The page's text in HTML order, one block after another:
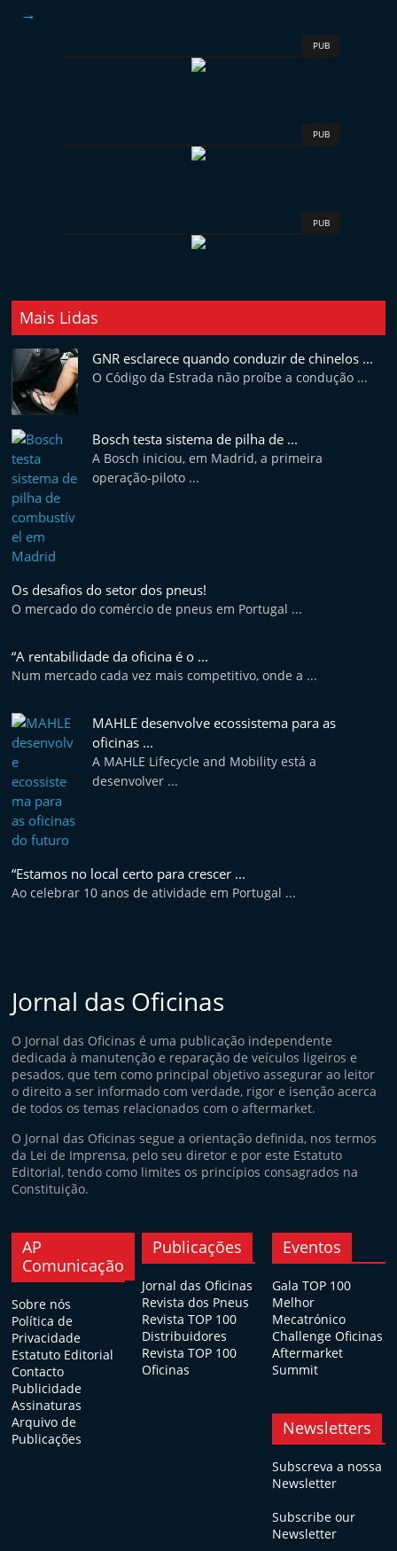
→
PUB
PUB
PUB
Mais Lidas
GNR esclarece quando conduzir de chinelos ...
O Código da Estrada não proíbe a condução ...
Bosch testa sistema de pilha de ...
A Bosch iniciou, em Madrid, a primeira
operação-piloto ...
Os desafios do setor dos pneus!
O mercado do comércio de pneus em Portugal ...
“A rentabilidade da oficina é o ...
Num mercado cada vez mais competitivo, onde a ...
MAHLE desenvolve ecossistema para as
oficinas ...
A MAHLE Lifecycle and Mobility está a
desenvolver ...
“Estamos no local certo para crescer ...
Ao celebrar 10 anos de atividade em Portugal ...
Jornal das Oficinas
O Jornal das Oficinas é uma publicação independente
dedicada à manutenção e reparação de veículos ligeiros e
pesados, que tem como principal objetivo assegurar ao leitor
o direito a ser informado com verdade, rigor e isenção acerca
de todos os temas relacionados com o aftermarket.
O Jornal das Oficinas segue a orientação definida, nos termos
da Lei de Imprensa, pelo seu diretor e por este Estatuto
Editorial, tendo como limites os princípios consagrados na
Constituição.
AP
Comunicação
Sobre nós
Política de
Privacidade
Estatuto Editorial
Contacto
Publicidade
Assinaturas
Arquivo de
Publicações
Publicações
Jornal das Oficinas
Revista dos Pneus
Revista TOP 100
Distribuidores
Revista TOP 100
Oficinas
Eventos
Gala TOP 100
Melhor
Mecatrónico
Challenge Oficinas
Aftermarket
Summit
Newsletters
Subscreva a nossa
Newsletter
Subscribe our
Newsletter